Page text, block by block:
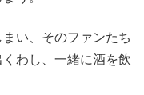
い、そのファンたち
わし、一緒に酒を飲